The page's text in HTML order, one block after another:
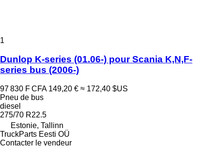
1
Dunlop K-series (01.06-) pour Scania K,N,F-
series bus (2006-)
97 830 F CFA 149,20 € ≈ 172,40 $US
Pneu de bus
diesel
275/70 R22.5
Estonie, Tallinn
TruckParts Eesti OÜ
Contacter le vendeur